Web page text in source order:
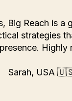
Big Reach is a
strategies
Highly
Sarah, USA